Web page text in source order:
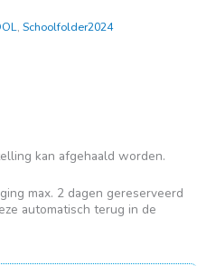
, Schoolfolder2024
kan afgehaald worden.
max. 2 dagen gereserveerd
automatisch terug in de